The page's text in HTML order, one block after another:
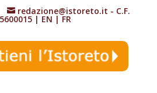
redazione@istoreto.it - C.F.
| EN |FR